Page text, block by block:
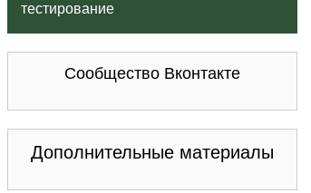
тестирование
Сообщество Вконтакте
Дополнительные материалы